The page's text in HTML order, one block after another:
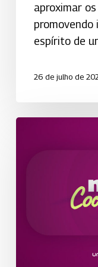
aproximar
promovendo
espírito de
26 de julho de